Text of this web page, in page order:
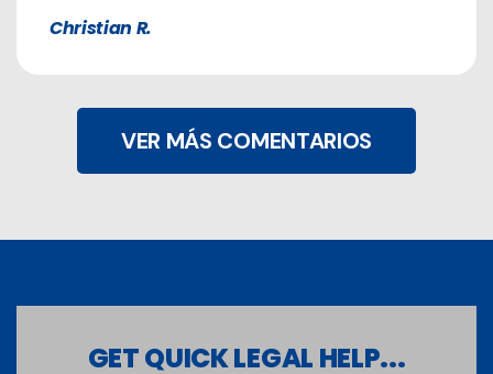
Christian R.
VER MÁS COMENTARIOS
GET QUICK LEGAL HELP...